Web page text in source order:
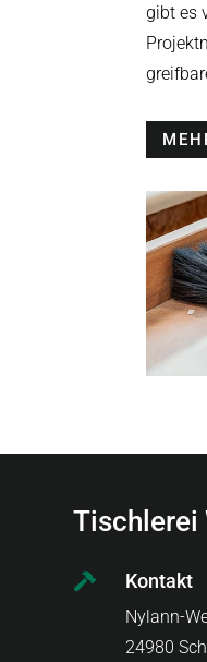
gibt es
Tischlerei
 Kontakt
Nylann-
24980